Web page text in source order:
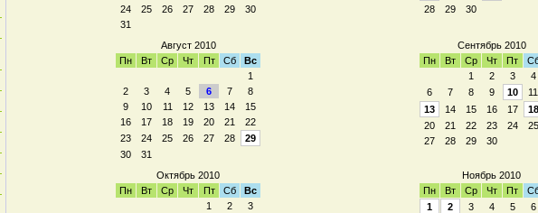
24
25 26 27 28 29
30
31
28
29 30
Август 2010
Пн
Вт Ср Чт Пт Сб
Вс
1
2
3 4 5 6 7
8
9
10 11 12 13 14
15
16
17 18 19 20 21
22
23
24 25 26 27 28
29
30
31
Сентябрь 2010
Пн
Вт Ср Чт Пт
1
2 3 4
6
7 8 9 10 11
13
14 15 16 17 18
20
21 22 23 24 25
27
28 29 30
Октябрь 2010
Пн
Вт Ср Чт Пт Сб
Вс
1
2
3
Ноябрь 2010
Пн
Вт Ср Чт Пт
1
2 3 4 5 6